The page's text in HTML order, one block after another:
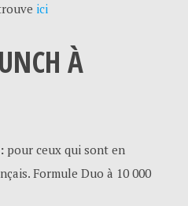
ici
À
pour ceux qui sont en
Formule Duo à 10 000